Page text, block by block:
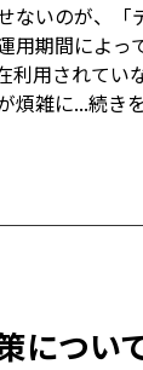
ないのが、「
用期間によっ
利用されてい
煩雑に...続き
につい